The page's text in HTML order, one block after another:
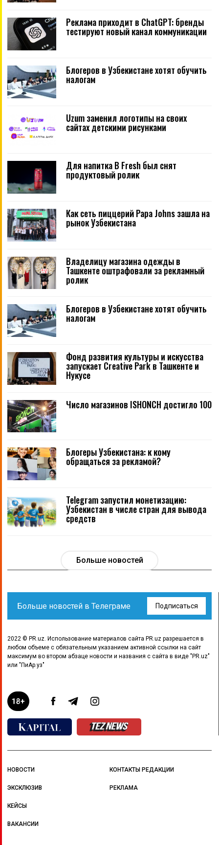
Реклама приходит в ChatGPT: бренды
тестируют новый канал коммуникации
Блогеров в Узбекистане хотят обучить
налогам
Uzum заменил логотипы на своих
сайтах детскими рисунками
Для напитка B Fresh был снят
продуктовый ролик
Как сеть пиццерий Papa Johns зашла на
рынок Узбекистана
Владелицу магазина одежды в
Ташкенте оштрафовали за рекламный
ролик
Блогеров в Узбекистане хотят обучить
налогам
Фонд развития культуры и искусства
запускает Creative Park в Ташкенте и
Нукусе
Число магазинов ISHONCH достигло 100
Блогеры Узбекистана: к кому
обращаться за рекламой?
Telegram запустил монетизацию:
Узбекистан в числе стран для вывода
средств
Больше новостей
Больше новостей в Телеграме Подписаться
2022 © PR.uz. Использование материалов сайта PR.uz разрешается в
любом объеме с обязательным указанием активной ссылки на сайт
максимум во втором абзаце новости и названия с сайта в виде "PR.uz"
или "ПиАр.уз"
НОВОСТИ
ЭКСКЛЮЗИВ
КЕЙСЫ
ВАКАНСИИ
КОНТАКТЫ РЕДАКЦИИ
РЕКЛАМА